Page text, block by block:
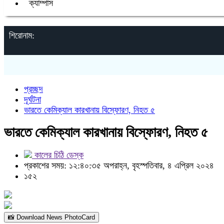
ক্যাম্পাস
শিরোনাম:
প্রচ্ছদ
দূর্ঘটনা
ভারতে কেমিক্যাল কারখানায় বিস্ফোরণ, নিহত ৫
ভারতে কেমিক্যাল কারখানায় বিস্ফোরণ, নিহত ৫
কালের চিঠি ডেস্ক
প্রকাশের সময়: ১২:৪০:৩৫ অপরাহ্ন, বৃহস্পতিবার, ৪ এপ্রিল ২০২৪
১৫২
📸 Download News PhotoCard